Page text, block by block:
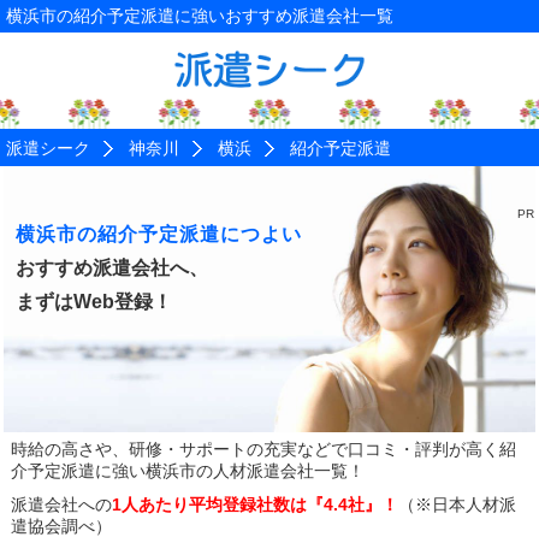
横浜市の紹介予定派遣に強いおすすめ派遣会社一覧
派遣シーク 神奈川 横浜 紹介予定派遣
横浜市の紹介予定派遣につよい
おすすめ派遣会社へ、
まずはWeb登録！
時給の高さや、研修・サポートの充実などで口コミ・評判が高く 紹
介予定派遣に強い横浜市の人材派遣会社一覧！
派遣会社への1人あたり平均登録社数は『4.4社』！
（※日本人材派
遣協会調べ）